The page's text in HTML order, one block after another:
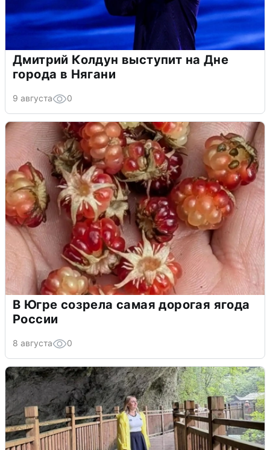
Дмитрий Колдун выступит на Дне
города в Нягани
9 августа 0
В Югре созрела самая дорогая ягода
России
8 августа 0